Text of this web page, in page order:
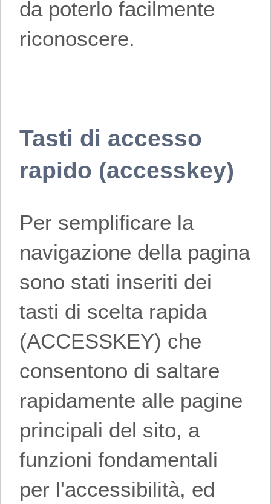
da poterlo facilmente
riconoscere.
Tasti di accesso
rapido (accesskey)
Per semplificare la
navigazione della pagina
sono stati inseriti dei
tasti di scelta rapida
(ACCESSKEY) che
consentono di saltare
rapidamente alle pagine
principali del sito, a
funzioni fondamentali
per l'accessibilità, ed